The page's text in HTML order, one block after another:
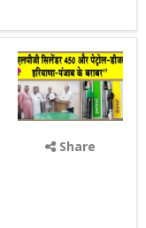
Share